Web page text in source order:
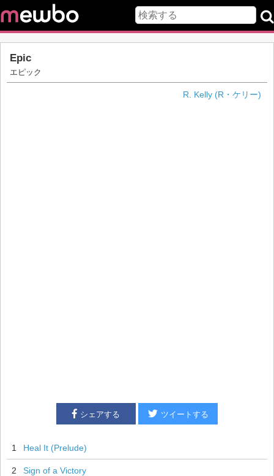
Epic
エピック
R. Kelly (R・ケリー)
シェアする ツイートする
1 Heal It (Prelude)
2 Sign of a Victory